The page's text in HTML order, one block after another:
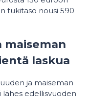
tukitaso nousi 590
maiseman
laskua
ja maiseman
lähes edellisvuoden